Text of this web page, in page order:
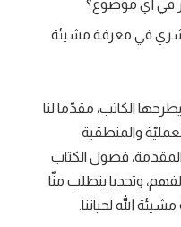
في أي موضوع؟
في معرفة مشيئة
الكاتب، مقدّما لنا
والمنطقية
فصول الكتاب
وتحديا يتطلب منّا
الله لحياتنا.